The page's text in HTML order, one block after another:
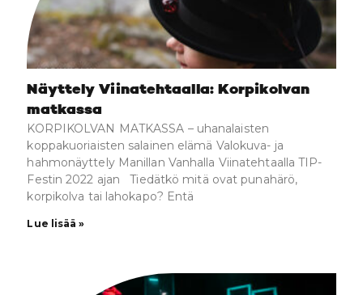
Näyttely Viinatehtaalla: Korpikolvan
matkassa
KORPIKOLVAN MATKASSA – uhanalaisten
koppakuoriaisten salainen elämä Valokuva- ja
hahmonäyttely Manillan Vanhalla Viinatehtaalla TIP-
Festin 2022 ajan Tiedätkö mitä ovat punahärö,
korpikolva tai lahokapo? Entä
Lue lisää »